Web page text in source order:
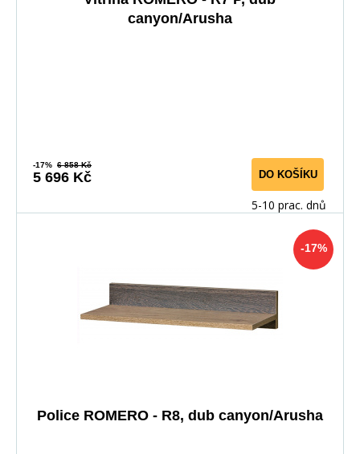
canyon/Arusha
-17% 6 858 Kč
5 696 Kč DO KOŠÍKU
5-10 prac. dnů
-17%
Police ROMERO - R8, dub canyon/Arusha